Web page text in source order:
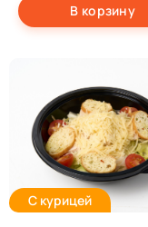
В корзину
С курицей